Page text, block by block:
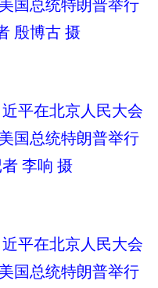
国总统特朗普举行
殷博古 摄
平在北京人民大会
国总统特朗普举行
李响 摄
平在北京人民大会
国总统特朗普举行